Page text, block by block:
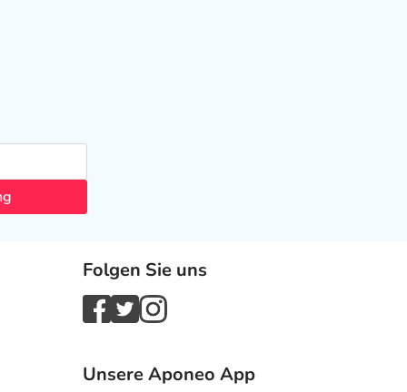
Folgen Sie uns
Unsere Aponeo App